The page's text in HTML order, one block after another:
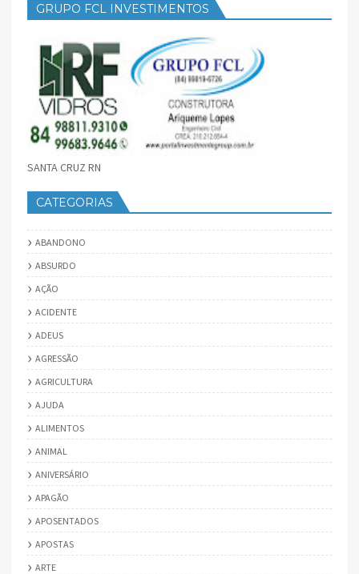
GRUPO FCL INVESTIMENTOS
SANTA CRUZ RN
CATEGORIAS
ABANDONO
ABSURDO
AÇÃO
ACIDENTE
ADEUS
AGRESSÃO
AGRICULTURA
AJUDA
ALIMENTOS
ANIMAL
ANIVERSÁRIO
APAGÃO
APOSENTADOS
APOSTAS
ARTE